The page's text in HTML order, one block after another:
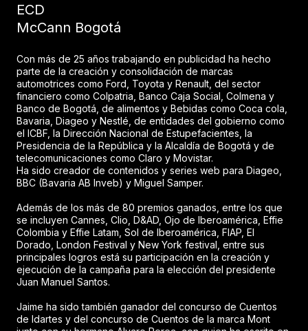
ECD
McCann Bogotá
Con más de 25 años trabajando en publicidad ha hecho
parte de la creación y consolidación de marcas
automotrices como Ford, Toyota y Renault, del sector
financiero como Colpatria, Banco Caja Social, Colmena y
Banco de Bogotá, de alimentos y Bebidas como Coca cola,
Bavaria, Diageo y Nestlé, de entidades del gobierno como
el ICBF, la Dirección Nacional de Estupefacientes, la
Presidencia de la República y la Alcaldía de Bogotá y de
telecomunicaciones como Claro y Movistar.
Ha sido creador de contenidos y series web para Diageo,
BBC (Bavaria AB Inveb) y Miguel Samper.
Además de los más de 80 premios ganados, entre los que
se incluyen Cannes, Clio, D&AD, Ojo de Iberoamérica, Effie
Colombia y Effie Latam, Sol de Iberoamérica, FIAP, El
Dorado, London Festival y New York festival, entre sus
principales logros está su participación en la creación y
ejecución de la campaña para la elección del presidente
Juan Manuel Santos.
Jaime ha sido también ganador del concurso de Cuentos
de Idartes y del concurso de Cuentos de la marca Mont